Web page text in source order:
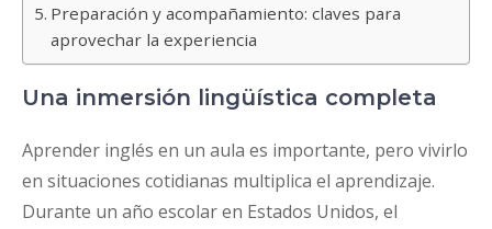
Preparación y acompañamiento: claves para
aprovechar la experiencia
Una inmersión lingüística completa
Aprender inglés en un aula es importante, pero vivirlo
en situaciones cotidianas multiplica el aprendizaje.
Durante un año escolar en Estados Unidos, el